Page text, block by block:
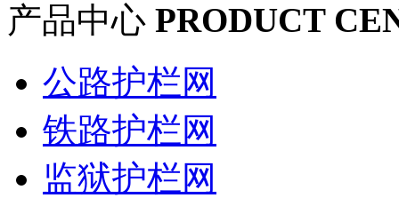
产品中心 PRODUCT
公路护栏网
铁路护栏网
监狱护栏网